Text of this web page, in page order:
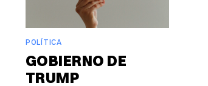
POLÍTICA
GOBIERNO DE
TRUMP